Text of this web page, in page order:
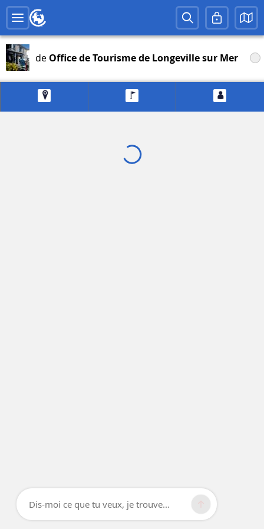
de Office de Tourisme de Longeville sur Mer
Dis-moi ce que tu veux, je trouve...